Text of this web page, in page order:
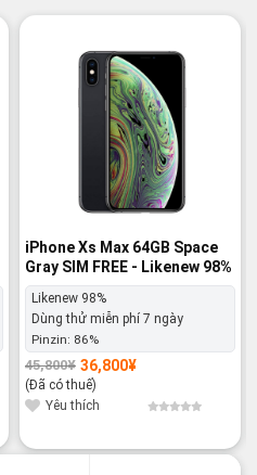
iPhone Xs Max 64GB Space
Gray SIM FREE - Likenew 98%
Likenew 98%
Dùng thử miễn phí 7 ngày
Pinzin: 86%
45,800¥
Giá
gốc
là:
45,800¥.
36,800¥
Giá
hiện
tại
là:
36,800¥.
(Đã có thuế)
Yêu thích